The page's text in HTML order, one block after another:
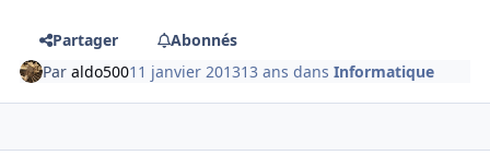
Partager
Abonnés
Paraldo50011 janvier 201313 ans dansInformatique